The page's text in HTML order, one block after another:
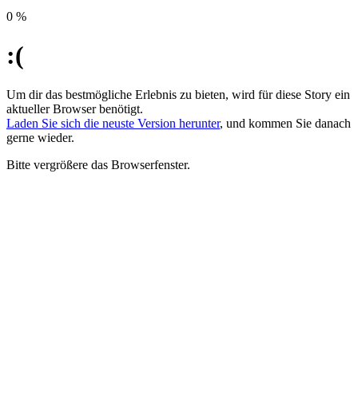
0 %
:(
Um dir das bestmögliche Erlebnis zu bieten, wird für diese Story ein
aktueller Browser benötigt.
Laden Sie sich die neuste Version herunter, und kommen Sie danach
gerne wieder.
Bitte vergrößere das Browserfenster.